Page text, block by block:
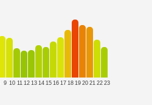
9 10 11 12 13 14 15 16 17 18 19 20 21 22 23